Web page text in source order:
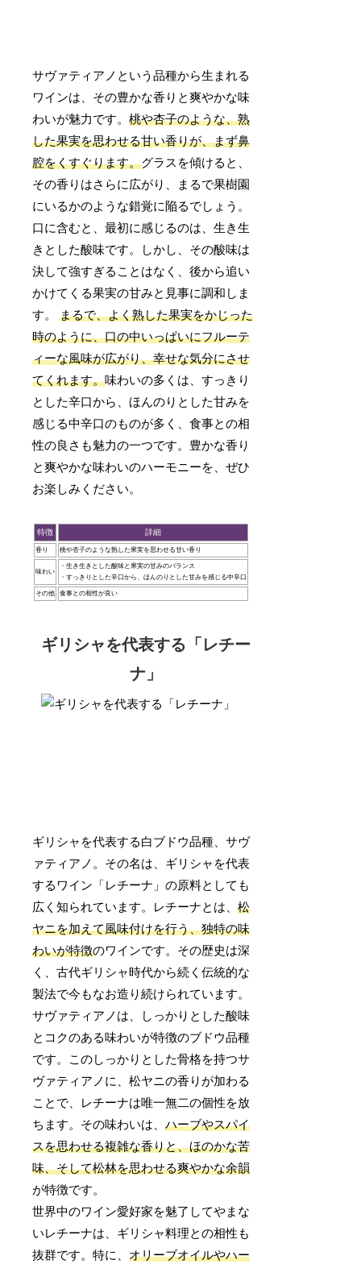
サヴァティアノという品種から生まれる
ワインは、その豊かな香りと爽やかな味
わいが魅力です。桃や杏子のような、熟
した果実を思わせる甘い香りが、まず鼻
腔をくすぐります。グラスを傾けると、
その香りはさらに広がり、まるで果樹園
にいるかのような錯覚に陥るでしょう。
口に含むと、最初に感じるのは、生き生
きとした酸味です。しかし、その酸味は
決して強すぎることはなく、後から追い
かけてくる果実の甘みと見事に調和しま
す。まるで、よく熟した果実をかじった
時のように、口の中いっぱいにフルーテ
ィーな風味が広がり、幸せな気分にさせ
てくれます。味わいの多くは、すっきり
とした辛口から、ほんのりとした甘みを
感じる中辛口のものが多く、食事との相
性の良さも魅力の一つです。豊かな香り
と爽やかな味わいのハーモニーを、ぜひ
お楽しみください。
特徴 詳細
香り 桃や杏子のような熟した果実を思わせる甘い香り
味わい
・生き生きとした酸味と果実の甘みのバランス
・すっきりとした辛口から、ほんのりとした甘みを感じる中辛口
その他 食事との相性が良い
ギリシャを代表する「レチー
ナ」
ギリシャを代表する白ブドウ品種、サヴ
ァティアノ。その名は、ギリシャを代表
するワイン「レチーナ」の原料としても
広く知られています。レチーナとは、松
ヤニを加えて風味付けを行う、独特の味
わいが特徴のワインです。その歴史は深
く、古代ギリシャ時代から続く伝統的な
製法で今もなお造り続けられています。
サヴァティアノは、しっかりとした酸味
とコクのある味わいが特徴のブドウ品種
です。このしっかりとした骨格を持つサ
ヴァティアノに、松ヤニの香りが加わる
ことで、レチーナは唯一無二の個性を放
ちます。その味わいは、ハーブやスパイ
スを思わせる複雑な香りと、ほのかな苦
味、そして松林を思わせる爽やかな余韻
が特徴です。
世界中のワイン愛好家を魅了してやまな
いレチーナは、ギリシャ料理との相性も
抜群です。特に、オリーブオイルやハー